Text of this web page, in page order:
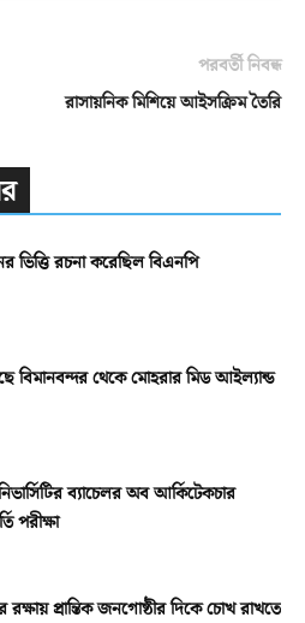
পরবর্তী নিবন্ধ
রাসায়নিক মিশিয়ে আইসক্রিম তৈরি
ভিত্তি রচনা করেছিল বিএনপি
বিমানবন্দর থেকে মোহরার মিড আইল্যান্ড
ব্যাচেলর অব আর্কিটেকচার
পরীক্ষা
প্রান্তিক জনগোষ্ঠীর দিকে চোখ রাখতে